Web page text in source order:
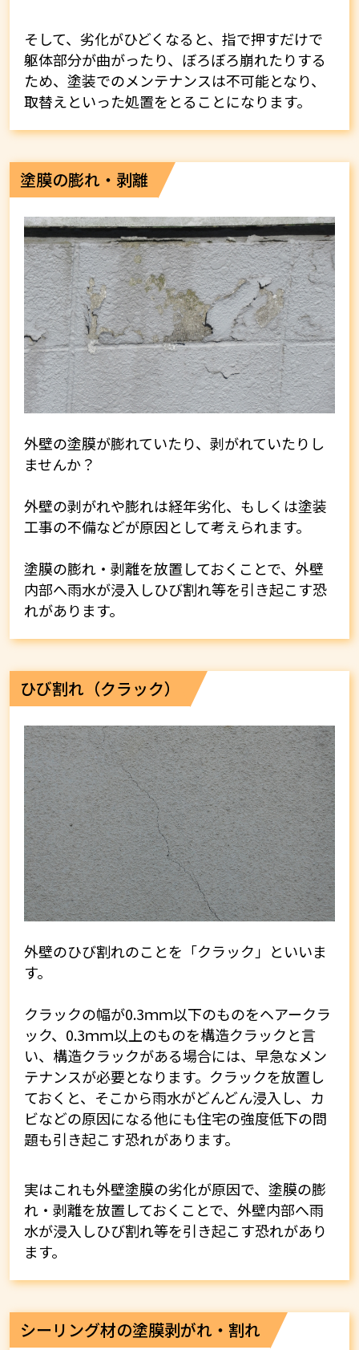
そして、劣化がひどくなると、指で押すだけで
躯体部分が曲がったり、ぼろぼろ崩れたりする
ため、塗装でのメンテナンスは不可能となり、
取替えといった処置をとることになります。
塗膜の膨れ・剥離
外壁の塗膜が膨れていたり、剥がれていたりし
ませんか？
外壁の剥がれや膨れは経年劣化、もしくは塗装
工事の不備などが原因として考えられます。
塗膜の膨れ・剥離を放置しておくことで、外壁
内部へ雨水が浸入しひび割れ等を引き起こす恐
れがあります。
ひび割れ（クラック）
外壁のひび割れのことを「クラック」といいま
す。
クラックの幅が0.3ｍｍ以下のものをヘアークラ
ック、0.3ｍｍ以上のものを構造クラックと言
い、構造クラックがある場合には、早急なメン
テナンスが必要となります。クラックを放置し
ておくと、そこから雨水がどんどん浸入し、カ
ビなどの原因になる他にも住宅の強度低下の問
題も引き起こす恐れがあります。
実はこれも外壁塗膜の劣化が原因で、塗膜の膨
れ・剥離を放置しておくことで、外壁内部へ雨
水が浸入しひび割れ等を引き起こす恐れがあり
ます。
シーリング材の塗膜剥がれ・割れ